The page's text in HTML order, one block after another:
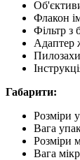
Флакон
Фільтр з
Адаптер
Габарити:
Розміри
Вага
Розміри
Вага